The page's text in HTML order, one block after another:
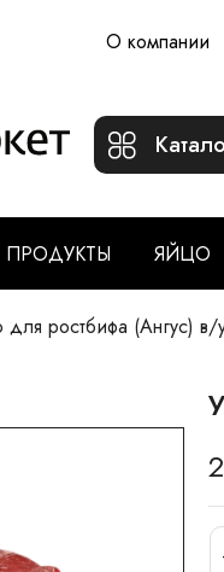
О компании
ЯЙЦО
ростбифа (Ангус) в/